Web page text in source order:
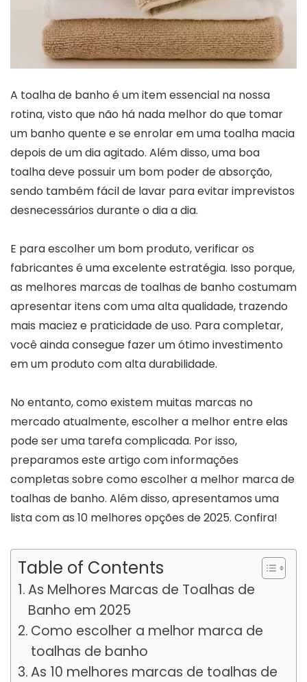
A toalha de banho é um item essencial na nossa
rotina, visto que não há nada melhor do que tomar
um banho quente e se enrolar em uma toalha macia
depois de um dia agitado. Além disso, uma boa
toalha deve possuir um bom poder de absorção,
sendo também fácil de lavar para evitar imprevistos
desnecessários durante o dia a dia.
E para escolher um bom produto, verificar os
fabricantes é uma excelente estratégia. Isso porque,
as melhores marcas de toalhas de banho costumam
apresentar itens com uma alta qualidade, trazendo
mais maciez e praticidade de uso. Para completar,
você ainda consegue fazer um ótimo investimento
em um produto com alta durabilidade.
No entanto, como existem muitas marcas no
mercado atualmente, escolher a melhor entre elas
pode ser uma tarefa complicada. Por isso,
preparamos este artigo com informações
completas sobre como escolher a melhor marca de
toalhas de banho. Além disso, apresentamos uma
lista com as 10 melhores opções de 2025. Confira!
Table of Contents
As Melhores Marcas de Toalhas de
Banho em 2025
Como escolher a melhor marca de
toalhas de banho
As 10 melhores marcas de toalhas de